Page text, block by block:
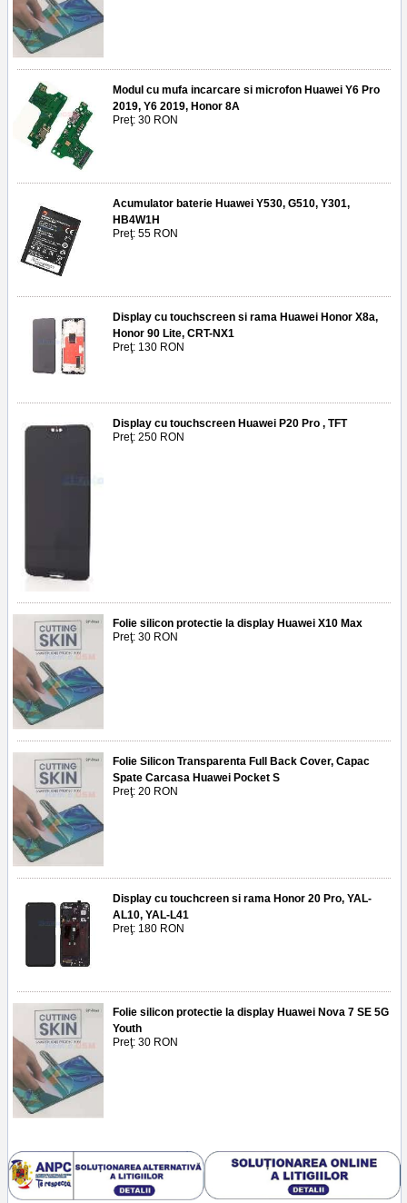
Modul cu mufa incarcare si microfon Huawei Y6 Pro
2019, Y6 2019, Honor 8A
Preţ: 30 RON
Acumulator baterie Huawei Y530, G510, Y301,
HB4W1H
Preţ: 55 RON
Display cu touchscreen si rama Huawei Honor X8a,
Honor 90 Lite, CRT-NX1
Preţ: 130 RON
Display cu touchscreen Huawei P20 Pro , TFT
Preţ: 250 RON
Folie silicon protectie la display Huawei X10 Max
Preţ: 30 RON
Folie Silicon Transparenta Full Back Cover, Capac
Spate Carcasa Huawei Pocket S
Preţ: 20 RON
Display cu touchcreen si rama Honor 20 Pro, YAL-
AL10, YAL-L41
Preţ: 180 RON
Folie silicon protectie la display Huawei Nova 7 SE 5G
Youth
Preţ: 30 RON